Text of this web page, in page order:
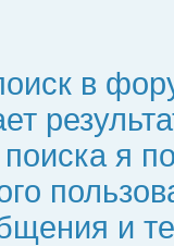
в
поиска я
и